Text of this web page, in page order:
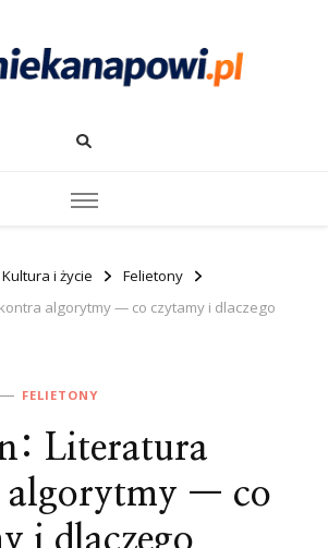
Kultura i życie
Felietony
algorytmy — co czytamy i dlaczego
FELIETONY
Literatura
algorytmy — co
i dlaczego